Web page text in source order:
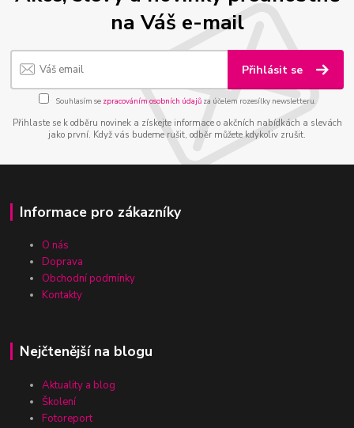
na Váš e-mail
Přihlásit se
Souhlasím se zpracováním osobních údajůza účelem rozesílky newsletteru.
Přihlaste se k odběru novinek a získejte informace o akčních nabídkách a slevách
jako první. Když vás budeme rušit, odběr můžete kdykoliv zrušit.
Informace pro zákazníky
O nás
Doprava
Obchodní podmínky
Kontakty
Nejčtenější na blogu
Aktuality a blog
Školení
Fotoreport